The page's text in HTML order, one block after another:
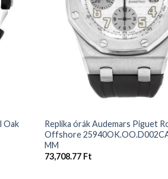
Oak
Replika órák Audemars Piguet
Offshore
MM
73,708.77 Ft